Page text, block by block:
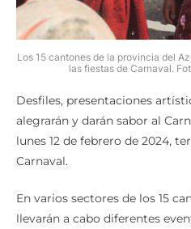
Los 15 cantones de la provincia del
las fiestas de Carnaval.
Desfiles, presentaciones
alegrarán y darán sabor al
lunes 12 de febrero de 2024,
Carnaval.
En varios sectores de los 15
llevarán a cabo diferentes